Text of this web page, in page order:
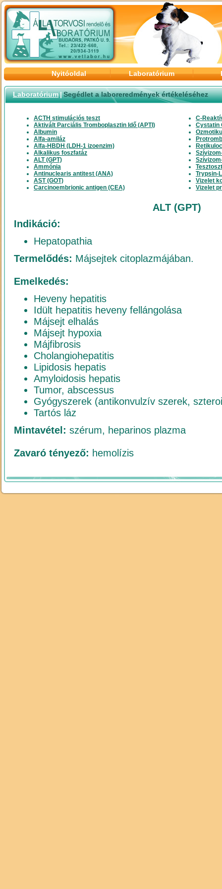
Nyitóoldal Laboratórium
Laboratórium|Segédlet a laboreredmények értékeléséhez
ACTH stimulációs teszt
Aktivált Parciális Tromboplasztin Idő (APTI)
Albumin
Alfa-amiláz
Alfa-HBDH (LDH-1 izoenzim)
Alkalikus foszfatáz
ALT (GPT)
Ammónia
Antinuclearis antitest (ANA)
AST (GOT)
Carcinoembrionic antigen (CEA)
C-
Cystatin
Trypsin-
Vizelet
Vizelet
ALT (GPT)
Indikáció:
Hepatopathia
Termelődés: Májsejtek citoplazmájában.
Emelkedés:
Heveny hepatitis
Idült hepatitis heveny fellángolása
Májsejt elhalás
Májsejt hypoxia
Májfibrosis
Cholangiohepatitis
Lipidosis hepatis
Amyloidosis hepatis
Tumor, abscessus
Gyógyszerek (antikonvulzív szerek,
Tartós láz
Mintavétel: szérum, heparinos plazma
Zavaró tényező: hemolízis